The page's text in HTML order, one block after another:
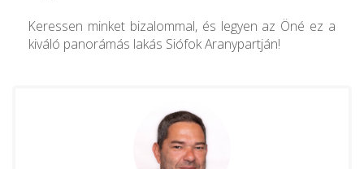
Keressen minket bizalommal, és legyen az Öné ez a
kiváló panorámás lakás Siófok Aranypartján!